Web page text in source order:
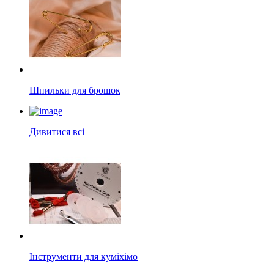
Шпильки для брошок
Дивитися всі
Інструменти для куміхімо